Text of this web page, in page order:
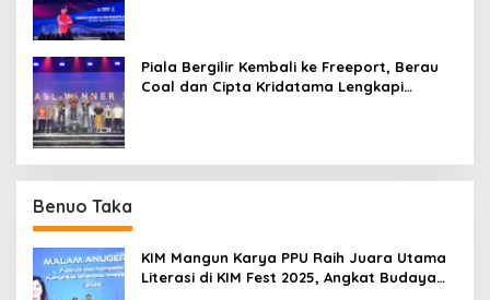
Piala Bergilir Kembali ke Freeport, Berau
Coal dan Cipta Kridatama Lengkapi
Benuo Taka
KIM Mangun Karya PPU Raih Juara Utama
Literasi di KIM Fest 2025, Angkat Budaya